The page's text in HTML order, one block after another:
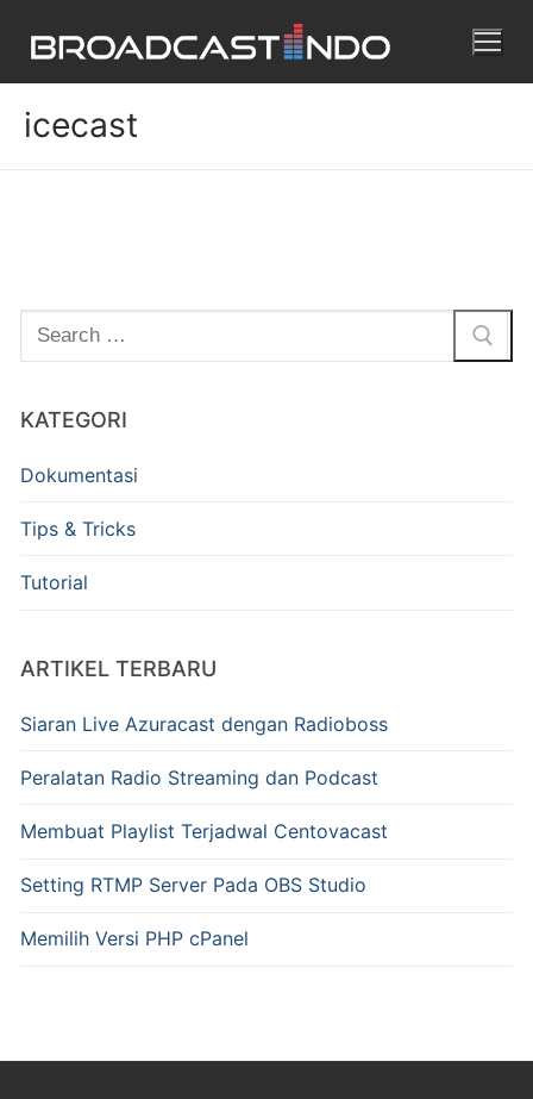
icecast
KATEGORI
Dokumentasi
Tips & Tricks
Tutorial
ARTIKEL TERBARU
Siaran Live Azuracast dengan Radioboss
Peralatan Radio Streaming dan Podcast
Membuat Playlist Terjadwal Centovacast
Setting RTMP Server Pada OBS Studio
Memilih Versi PHP cPanel